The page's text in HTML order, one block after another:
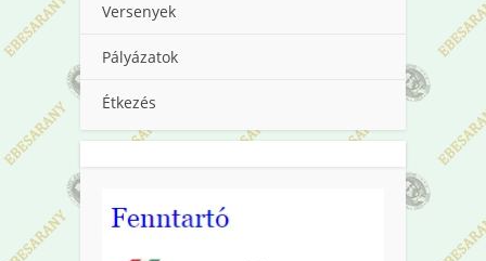
Versenyek
Pályázatok
Étkezés